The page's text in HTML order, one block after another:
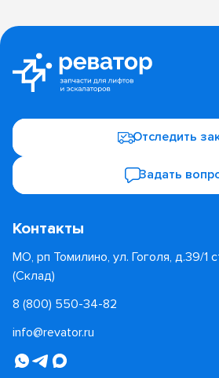
Отследить
Задать
Контакты
МО, рп Томилино, ул. Гоголя, д.39/1
(Склад)
8 (800) 550-34-82
info@revator.ru